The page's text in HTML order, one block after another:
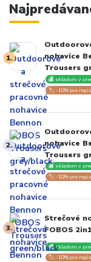
1.
nohavice
Trousers
🏬 skladom v
🏷️ -10% pre
2.
nohavice
Trousers
🏬 skladom v
🏷️ -10% pre
3.
Strečové
FOBOS
🏬 skladom v
🏷️ -10% pre